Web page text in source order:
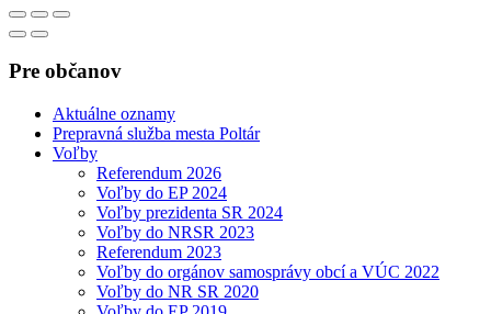
Pre občanov
Aktuálne oznamy
Prepravná služba mesta Poltár
Voľby
Referendum 2026
Voľby do EP 2024
Voľby prezidenta SR 2024
Voľby do NRSR 2023
Referendum 2023
Voľby do orgánov samosprávy obcí a VÚC 2022
Voľby do NR SR 2020